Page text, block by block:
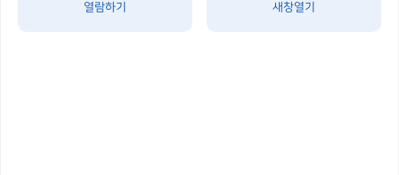
열람하기 새창열기